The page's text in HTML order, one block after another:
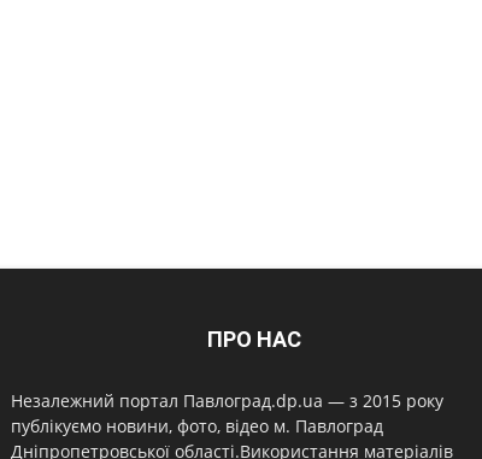
ПРО НАС
Незалежний портал Павлоград.dp.ua — з 2015 року
публікуємо новини, фото, відео м. Павлоград
Дніпропетровської області.Використання матеріалів